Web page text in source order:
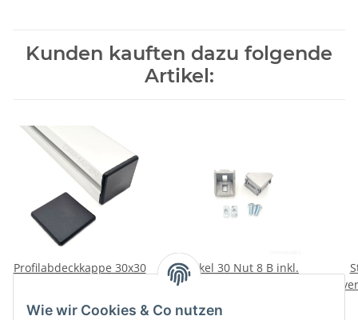
Wie wir Cookies & Co nutzen
Kunden kauften dazu folgende
Artikel:
Profilabdeckkappe 30x30
0,65 €
Winkel 30 Nut 8 B inkl.